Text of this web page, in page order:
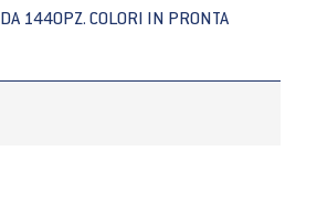
1440PZ. COLORI IN PRONTA